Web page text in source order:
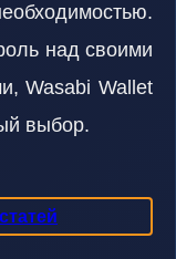
над своими
Wasabi Wallet
выбор.